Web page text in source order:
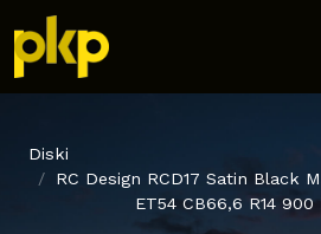
Diski
RC Design RCD17 Satin Black
ET54 CB66,6 R14 900